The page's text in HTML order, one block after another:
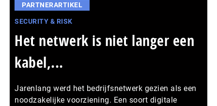
PARTNERARTIKEL
SECURITY & RISK
Het netwerk is niet langer een
kabel,...
Jarenlang werd het bedrijfsnetwerk gezien als een
noodzakelijke voorziening. Een soort digitale